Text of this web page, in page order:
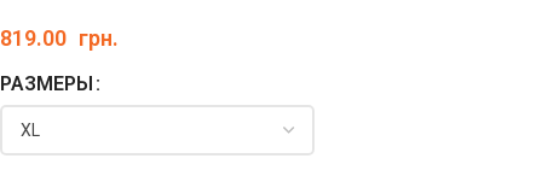
819.00 грн.
РАЗМЕРЫ